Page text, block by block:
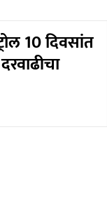
10 दिवसांत